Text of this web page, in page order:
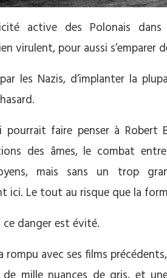
active des Polonais
virulent, pour aussi s’emparer
les Nazis, d’implanter la
faire penser à Robert
des âmes, le combat
mais sans un trop
ici. Le tout au risque que la
danger est évité.
rompu avec ses films